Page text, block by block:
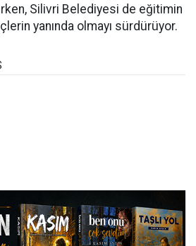
Silivri Belediyesi de eğitimin
yanında olmayı sürdürüyor.